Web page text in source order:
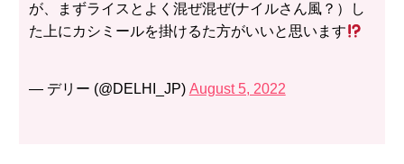
が、まずライスとよく混ぜ混ぜ(ナイルさん風？）し
た上にカシミールを掛けるた方がいいと思います
— デリー (@DELHI_JP) August 5, 2022